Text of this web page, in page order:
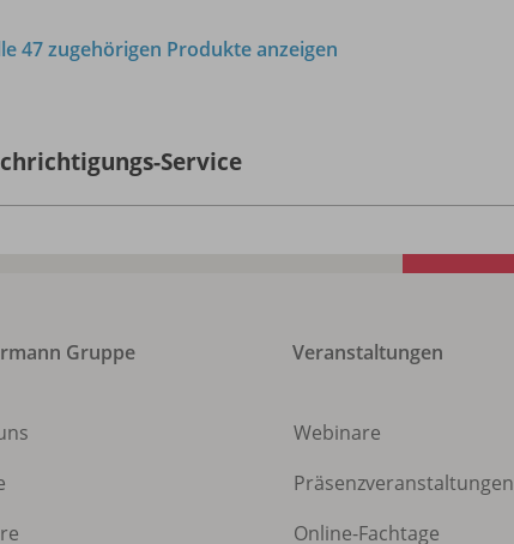
47 zugehörigen Produkte anzeigen
Service
Gruppe Veranstaltungen
Webinare
Präsenzveranstaltungen
Online-Fachtage